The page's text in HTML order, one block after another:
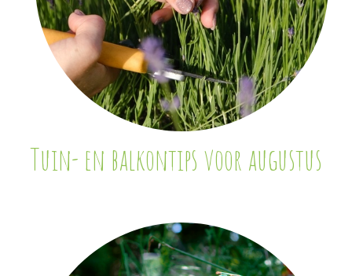
Tuin- en balkontips voor augustus